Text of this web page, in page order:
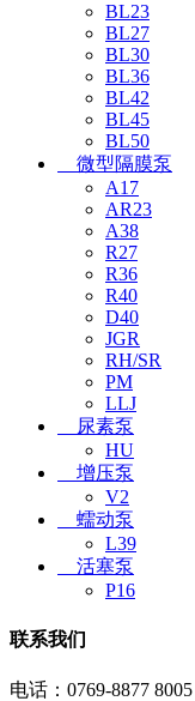
BL23
BL27
BL30
BL36
BL42
BL45
BL50
微型隔膜泵
A17
AR23
A38
R27
R36
R40
D40
JGR
RH/SR
PM
LLJ
尿素泵
HU
增压泵
V2
蠕动泵
L39
活塞泵
P16
联系我们
电话：0769-8877 8005